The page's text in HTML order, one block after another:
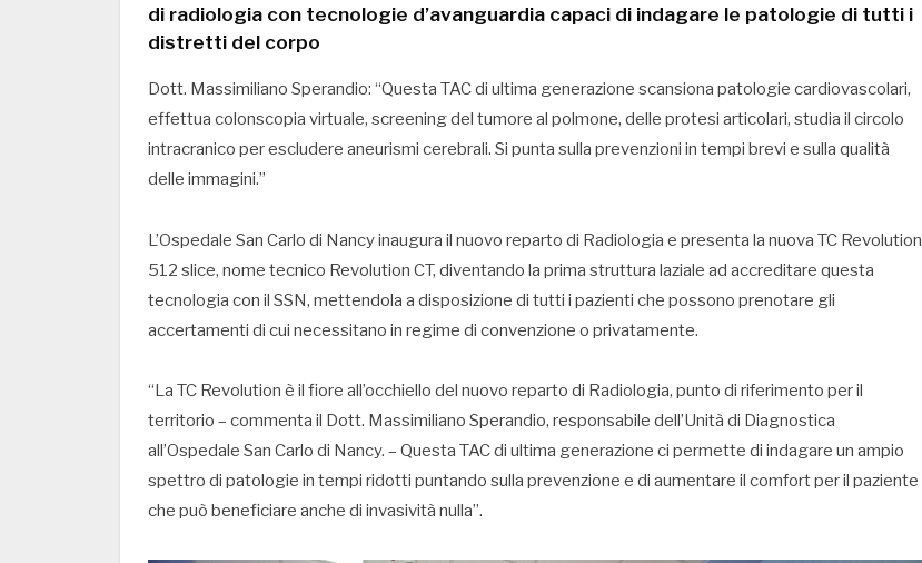
di radiologia con tecnologie d’avanguardia capaci di indagare le patologie di tutti i
distretti del corpo
Dott. Massimiliano Sperandio: “Questa TAC di ultima generazione scansiona patologie cardiovascolari,
effettua colonscopia virtuale, screening del tumore al polmone, delle protesi articolari, studia il circolo
intracranico per escludere aneurismi cerebrali. Si punta sulla prevenzioni in tempi brevi e sulla qualità
delle immagini.”
L’Ospedale San Carlo di Nancy inaugura il nuovo reparto di Radiologia e presenta la nuova TC Revolution
512 slice, nome tecnico Revolution CT, diventando la prima struttura laziale ad accreditare questa
tecnologia con il SSN, mettendola a disposizione di tutti i pazienti che possono prenotare gli
accertamenti di cui necessitano in regime di convenzione o privatamente.
“La TC Revolution è il fiore all’occhiello del nuovo reparto di Radiologia, punto di riferimento per il
territorio – commenta il Dott. Massimiliano Sperandio, responsabile dell’Unità di Diagnostica
all’Ospedale San Carlo di Nancy. – Questa TAC di ultima generazione ci permette di indagare un ampio
spettro di patologie in tempi ridotti puntando sulla prevenzione e di aumentare il comfort per il paziente
che può beneficiare anche di invasività nulla”.